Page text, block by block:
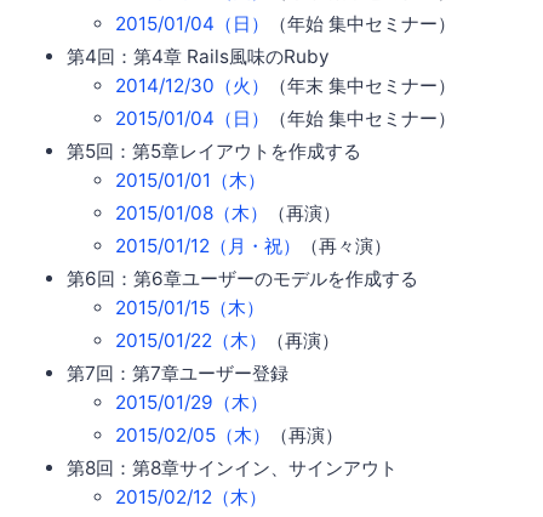
2015/01/04（日）
（年始 集中セミナー）
第4回：第4章 Rails風味のRuby
2014/12/30（火）
（年末 集中セミナー）
2015/01/04（日）
（年始 集中セミナー）
第5回：第5章レイアウトを作成する
2015/01/01（木）
2015/01/08（木）
（再演）
2015/01/12（月・祝）
（再々演）
第6回：第6章ユーザーのモデルを作成する
2015/01/15（木）
2015/01/22（木）
（再演）
第7回：第7章ユーザー登録
2015/01/29（木）
2015/02/05（木）
（再演）
第8回：第8章サインイン、サインアウト
2015/02/12（木）